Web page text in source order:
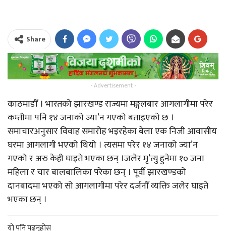
Share
- Advertisement -
काठमाडौँ । भारतको झारखण्ड राज्यमा मङ्गलबार आगलागीमा परेर
कम्तीमा पनि १४ जनाको ज्या’न गएको बताइएको छ ।
समाचारअनुसार विवाह समारोह भइरहेका बेला एक निजी आवासीय
घरमा आगलागी भएको थियो । त्यसमा परेर १४ जनाको ज्या’न
गएको र अरु केही घाइते भएका छन् ।जलेर मृ’त्यु हुनेमा १० जना
महिला र चार बालबालिका परेका छन् । पूर्वी झारखण्डको
दानबादमा भएको सो आगलागीमा परेर दर्जनौँ व्यक्ति जलेर घाइते
भएका छन् ।
यो पनि पढ्नुहोस